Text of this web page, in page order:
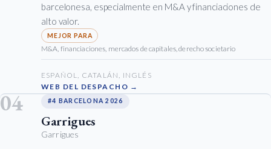
barcelonesa, especialmente en M&A y financiaciones de
alto valor.
M&A, financiaciones, mercados de capitales, derecho societario
ESPAÑOL, CATALÁN, INGLÉS
WEB DEL DESPACHO →
04 #4 BARCELONA 2026
Garrigues
Garrigues